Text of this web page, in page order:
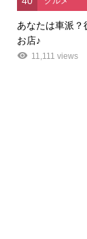
あなたは車派
お店♪
11,111 views